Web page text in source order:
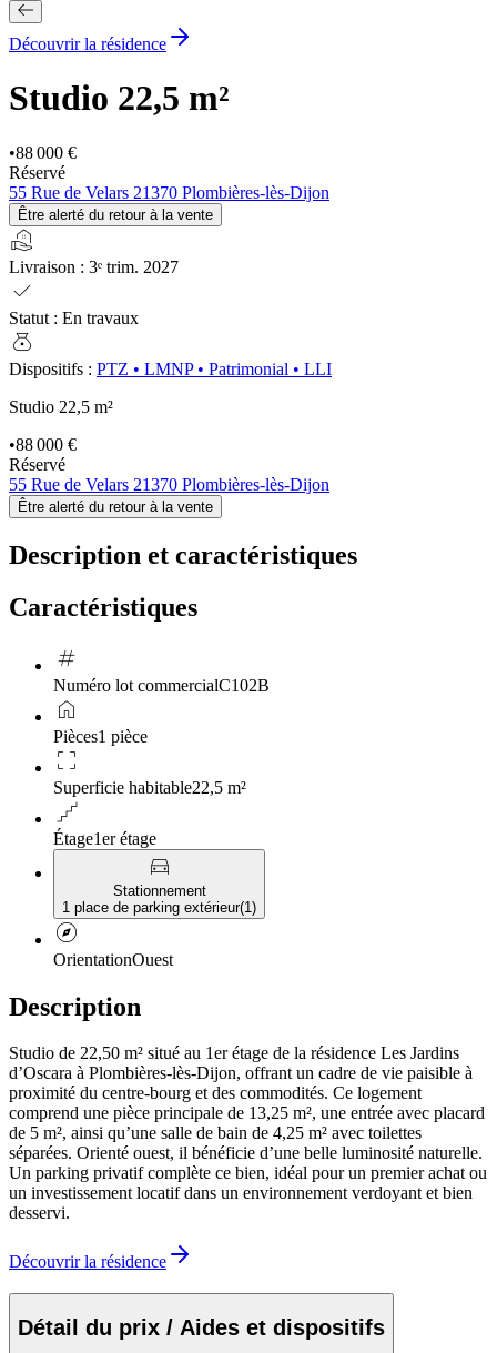
Découvrir la résidence
Studio 22,5 m²
•88 000 €
Réservé
55 Rue de Velars 21370 Plombières-lès-Dijon
Être alerté du retour à la vente
real_estate_agent
Livraison : 3ᵉ trim. 2027
check
Statut : En travaux
money_bag
Dispositifs : PTZ • LMNP• Patrimonial • LLI
Studio 22,5 m²
•88 000 €
Réservé
55 Rue de Velars 21370 Plombières-lès-Dijon
Être alerté du retour à la vente
Description et caractéristiques
Caractéristiques
tag
Numéro lot commercialC102B
home
Pièces1 pièce
crop_free
Superficie habitable22,5 m²
floor
Étage1er étage
directions_car
Stationnement
1 place de parking extérieur(1)
explore
OrientationOuest
Description
Studio de 22,50 m² situé au 1er étage de la résidence Les Jardins
d’Oscara à Plombières-lès-Dijon, offrant un cadre de vie paisible à
proximité du centre-bourg et des commodités. Ce logement
comprend une pièce principale de 13,25 m², une entrée avec placard
de 5 m², ainsi qu’une salle de bain de 4,25 m² avec toilettes
séparées. Orienté ouest, il bénéficie d’une belle luminosité naturelle.
Un parking privatif complète ce bien, idéal pour un premier achat ou
un investissement locatif dans un environnement verdoyant et bien
desservi.
Découvrir la résidence
Détail du prix / Aides et dispositifs